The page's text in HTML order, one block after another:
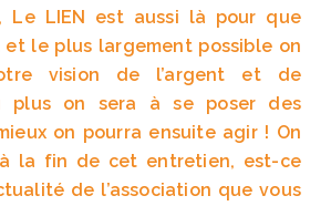
Le LIEN est aussi là pour que
le plus largement possible on
vision de l’argent et de
plus on sera à se poser des
on pourra ensuite agir ! On
la fin de cet entretien, est-ce
de l’association que vous